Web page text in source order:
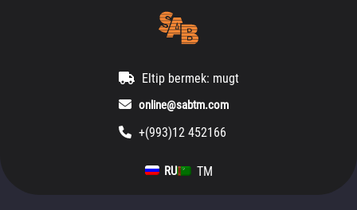
Eltip bermek: mugt
online@sabtm.com
+(993)12 452166
RU TM